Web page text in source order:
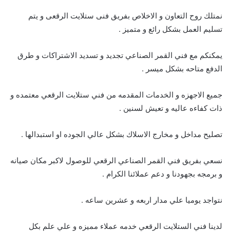
نمتلك روح التعاون و الاخلاص بفريق فنى ستلايت الرقعى و يتم
تسليم العمل بشكل رائع و متميز .
يمكنكم مع فني القمر الصناعي تجديد و تسديد الاشتراكات و طرق
الدفع متاحه بشكل ميسر .
جميع الاجهزه و الخدمات المقدمه من فني ستلايت الرقعي معتمده و
ذات كفاءه عاليه و تعيش لسنين .
تصليح مداخل و مخارج الاسلاك بشكل عالي الجوده او استبدالها .
نسعي بفريق فني القمر الصناعي الرقعي للوصول لاكبر مكان صيانه
و برمجه بجهودنا و دعم عملائنا الكرام .
نتواجد يوميا علي مدار اربعه و عشرين ساعه .
لدينا فني الستلايت الرقعي خدمه عملاء مميزه و علي علم بكل